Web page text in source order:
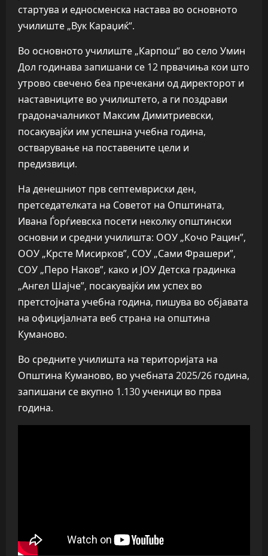
стартува и едносменска настава во основното
училиште „Вук Караџиќ“.
Во основното училиште „Карпош“ во село Умин
Дол годинава запишани се 12 првачиња кои што
утрово свечено беа пречекани од директорот и
наставниците во училиштето, а ги поздрави
градоначалникот Максим Димитриевски,
посакувајќи им успешна учебна година,
остварување на поставените цели и
предизвици.
На денешниот прв септемвриски ден,
претседателката на Советот на Општината,
Ивана Ѓорѓиевска посети неколку општински
основни и средни училишта: ООУ „Кочо Рацин”,
ООУ „Крсте Мисирков”, СОУ „Сами Фрашери”,
СОУ „Перо Наков”, како и ЈОУ Детска градинка
„Ангел Шајче”, посакувајќи им успех во
претстојната учебна година, пишува во објавата
на официјалната веб страна на општина
Куманово.
Во средните училишта на територијата на
Општина Куманово, во учебната 2025/26 година,
запишани се вкупно 1.130 ученици во прва
година.